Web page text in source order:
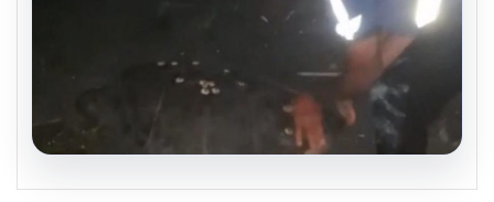
05.08.2026